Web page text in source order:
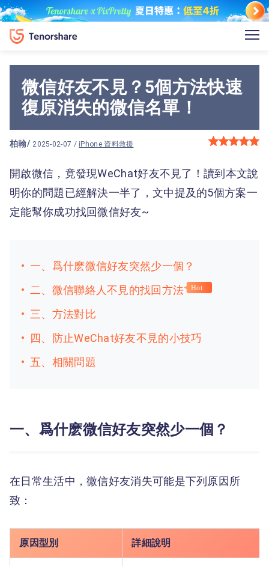
微信好友不見？5個方法快速
復原消失的微信名單！
柏翰/ 2025-02-07 / iPhone 資料救援
開啟微信，竟發現WeChat好友不見了！讀到本文說
明你的問題已經解決一半了，文中提及的5個方案一
定能幫你成功找回微信好友~
一、爲什麽微信好友突然少一個？
二、微信聯絡人不見的找回方法
Hot
三、方法對比
四、防止WeChat好友不見的小技巧
五、相關問題
一、爲什麽微信好友突然少一個？
在日常生活中，微信好友消失可能是下列原因所
致：
原因型別 詳細說明